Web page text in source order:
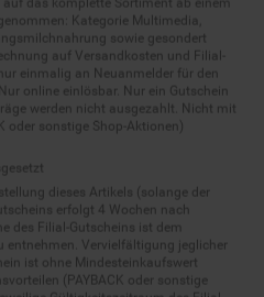
Kategorie Multimedia,
sowie gesondert
auf Versandkosten und Filial-
einmalig an Neuanmelder für den
online einlösbar. Nur ein Gutschein
werden nicht ausgezahlt. Nicht mit
oder sonstige Shop-Aktionen)
erfolgt 4 Wochen nach
des Filial-Gutscheins ist dem
Vervielfältigung jeglicher
ist ohne Mindesteinkaufswert
(PAYBACK oder sonstige
Gültigkeitszeitraum des Filial-